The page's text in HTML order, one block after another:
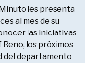
les presenta
al mes de su
las iniciativas
los próximos
del departamento